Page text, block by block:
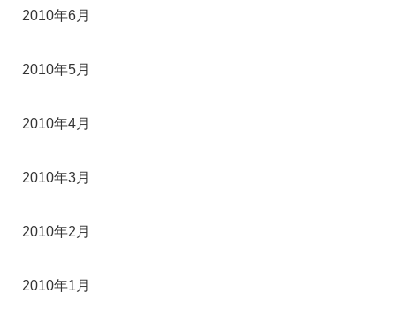
2010年6月
2010年5月
2010年4月
2010年3月
2010年2月
2010年1月